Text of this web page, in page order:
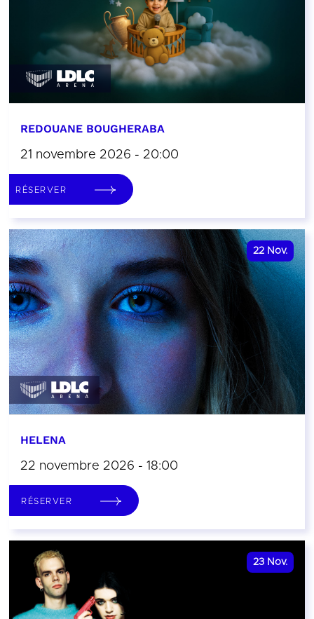
REDOUANE BOUGHERABA
21 novembre 2026 - 20:00
RÉSERVER
22 Nov.
HELENA
22 novembre 2026 - 18:00
RÉSERVER
23 Nov.